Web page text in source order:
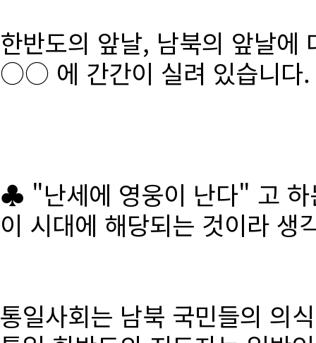
한반도의 앞날, 남북의 앞날에
○○ 에 간간이 실려 있습니다.
♣ "난세에 영웅이 난다" 고 하
이 시대에 해당되는 것이라 생
통일사회는 남북 국민들의 의